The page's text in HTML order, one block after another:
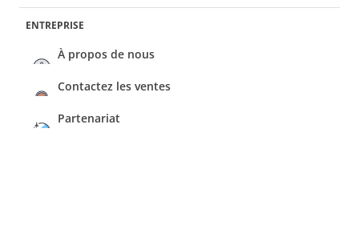
ENTREPRISE
À propos de nous
Contactez les ventes
Partenariat